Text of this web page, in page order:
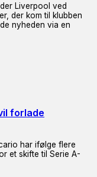
Liverpool ved
der kom til klubben
nyheden via en
forlade
har ifølge flere
et skifte til Serie A-